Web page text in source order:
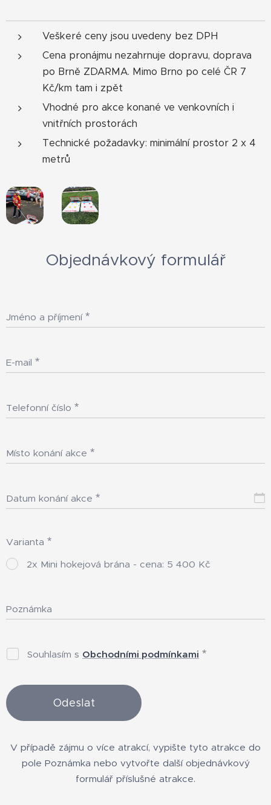
Veškeré ceny jsou uvedeny bez DPH
Cena pronájmu nezahrnuje dopravu, doprava
po Brně ZDARMA. Mimo Brno po celé ČR 7
Kč/km tam i zpět
Vhodné pro akce konané ve venkovních i
vnitřních prostorách
Technické požadavky: minimální prostor 2 x 4
metrů
Objednávkový formulář
Jméno a příjmení
E-mail
Telefonní číslo
Místo konání akce
Datum konání akce
Varianta
2x Mini hokejová brána - cena: 5 400 Kč
Poznámka
Souhlasím s Obchodními podmínkami
Odeslat
V případě zájmu o více atrakcí, vypište tyto atrakce do
pole Poznámka nebo vytvořte další objednávkový
formulář příslušné atrakce.